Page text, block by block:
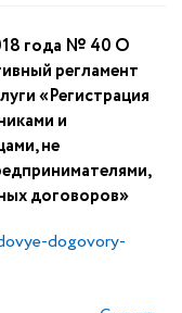
года № 40 О
регламент
«Регистрация
и
не
договоров»
dogovory-